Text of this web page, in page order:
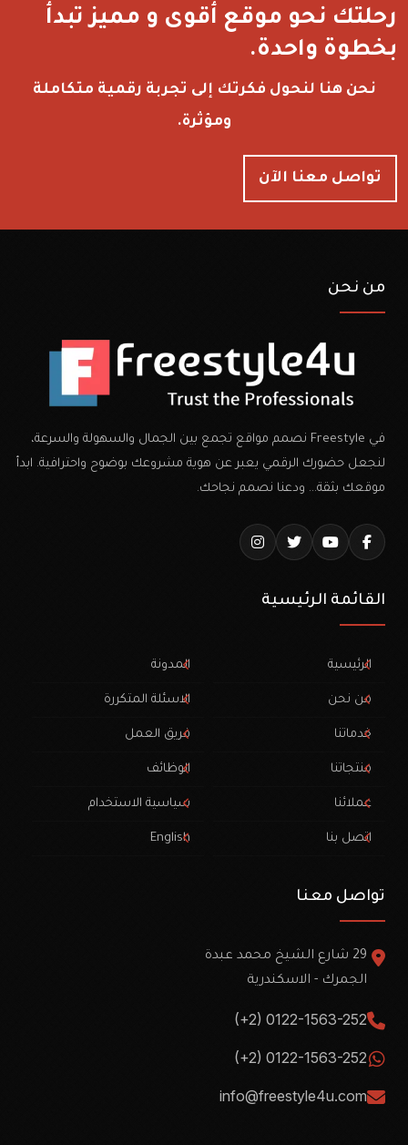
رحلتك نحو موقع أقوى و مميز تبدأ
بخطوة واحدة.
نحن هنا لنحول فكرتك إلى تجربة رقمية متكاملة
ومؤثرة.
تواصل معنا الآن
من نحن
في Freestyle نصمم مواقع تجمع بين الجمال والسهولة والسرعة،
لنجعل حضورك الرقمي يعبر عن هوية مشروعك بوضوح واحترافية. ابدأ
موقعك بثقة… ودعنا نصمم نجاحك.
القائمة الرئيسية
الرئيسية
من نحن
خدماتنا
منتجاتنا
عملائنا
اتصل بنا
المدونة
الاسئلة المتكررة
فريق العمل
الوظائف
سياسية الاستخدام
English
تواصل معنا
29 شارع الشيخ محمد عبدة
الجمرك - الاسكندرية
(+2) 0122-1563-252
(+2) 0122-1563-252
info@freestyle4u.com